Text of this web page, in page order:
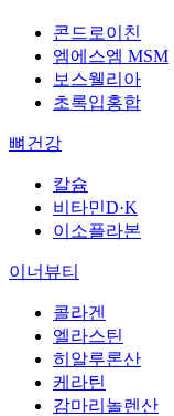
콘드로이친
엠에스엠 MSM
보스웰리아
초록입홍합
뼈건강
칼슘
비타민D·K
이소플라본
이너뷰티
콜라겐
엘라스틴
히알루론산
케라틴
감마리놀렌산